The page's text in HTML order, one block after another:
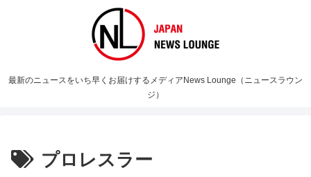
最新のニュースをいち早くお届けするメディアNews Lounge（ニュースラウン
ジ）
プロレスラー